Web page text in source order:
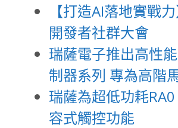
【打造AI落地實戰
開發者社群大會
瑞薩電子推出高性
制器系列 專為高階
瑞薩為超低功耗
容式觸控功能